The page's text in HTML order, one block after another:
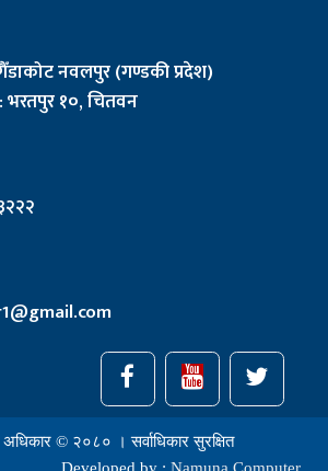
नवलपुर (गण्डकी प्रदेश)
भरतपुर १०, चितवन
अधिकार © २०८० । सर्वाधिकार सुरक्षित